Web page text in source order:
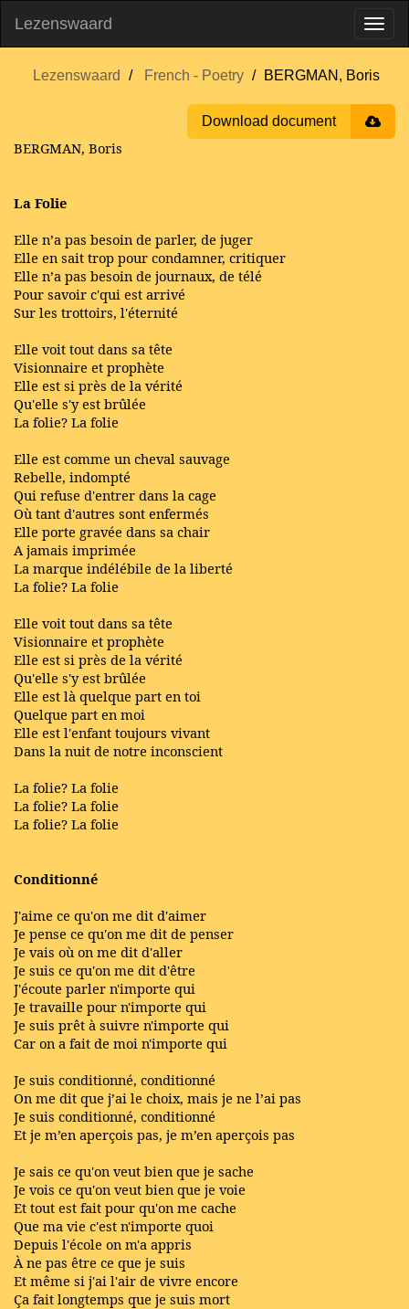
Lezenswaard
Lezenswaard French - Poetry BERGMAN, Boris
Download document
BERGMAN, Boris
La Folie
Elle n’a pas besoin de parler, de juger
Elle en sait trop pour condamner, critiquer
Elle n’a pas besoin de journaux, de télé
Pour savoir c'qui est arrivé
Sur les trottoirs, l'éternité
Elle voit tout dans sa tête
Visionnaire et prophète
Elle est si près de la vérité
Qu'elle s'y est brûlée
La folie? La folie
Elle est comme un cheval sauvage
Rebelle, indompté
Qui refuse d'entrer dans la cage
Où tant d'autres sont enfermés
Elle porte gravée dans sa chair
A jamais imprimée
La marque indélébile de la liberté
La folie? La folie
Elle voit tout dans sa tête
Visionnaire et prophète
Elle est si près de la vérité
Qu'elle s'y est brûlée
Elle est là quelque part en toi
Quelque part en moi
Elle est l'enfant toujours vivant
Dans la nuit de notre inconscient
La folie? La folie
La folie? La folie
La folie? La folie
Conditionné
J'aime ce qu'on me dit d'aimer
Je pense ce qu'on me dit de penser
Je vais où on me dit d'aller
Je suis ce qu'on me dit d'être
J'écoute parler n'importe qui
Je travaille pour n'importe qui
Je suis prêt à suivre n'importe qui
Car on a fait de moi n'importe qui
Je suis conditionné, conditionné
On me dit que j’ai le choix, mais je ne l’ai pas
Je suis conditionné, conditionné
Et je m’en aperçois pas, je m’en aperçois pas
Je sais ce qu'on veut bien que je sache
Je vois ce qu'on veut bien que je voie
Et tout est fait pour qu'on me cache
Que ma vie c'est n'importe quoi
Depuis l'école on m'a appris
À ne pas être ce que je suis
Et même si j'ai l'air de vivre encore
Ça fait longtemps que je suis mort